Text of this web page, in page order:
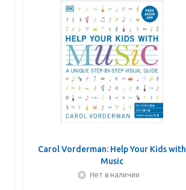
Carol Vorderman: Help Your Kids with
Music
Нет в наличии